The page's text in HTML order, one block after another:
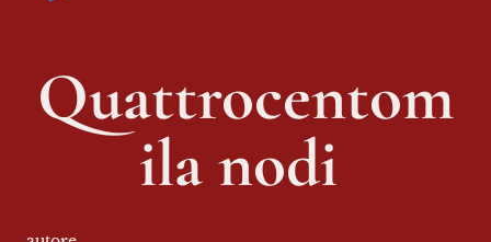
Quattrocentom
ila nodi